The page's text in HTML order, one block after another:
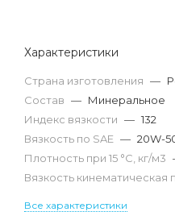
Характеристики
Страна изготовления —
Состав — Минеральное
Индекс вязкости — 132
Вязкость по SAE — 20W-
Плотность при 15 °С, кг/м3
Вязкость кинематическая
Все характеристики